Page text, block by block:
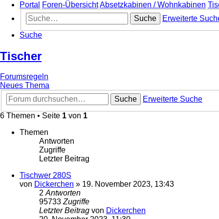
Portal
Foren-ÜbersichtAbsetzkabinen / Wohnkabinen
Suche
Erweiterte
Suche
Tischer
Forumsregeln
Neues Thema
Suche
Erweiterte Suche
6 Themen • Seite 1 von 1
Themen
Antworten
Zugriffe
Letzter Beitrag
Tischwer 280S
von Dickerchen » 19. November 2023, 13:43
2 Antworten
95733 Zugriffe
Letzter Beitrag von Dickerchen